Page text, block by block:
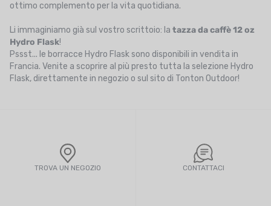
ottimo complemento per la vita quotidiana.
Li immaginiamo già sul vostro scrittoio: la tazza da caffè 12 oz
Hydro Flask!
Pssst... le borracce Hydro Flask sono disponibili in vendita in
Francia. Venite a scoprire al più presto tutta la selezione Hydro
Flask, direttamente in negozio o sul sito di Tonton Outdoor!
TROVA UN NEGOZIO CONTATTACI